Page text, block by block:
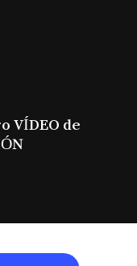
VÍDEO de